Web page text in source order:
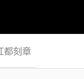
都刻章